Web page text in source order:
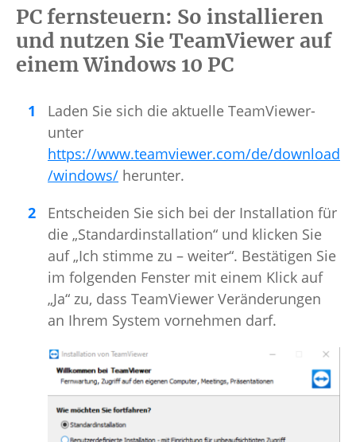
PC fernsteuern: So installieren
und nutzen Sie TeamViewer auf
einem Windows 10 PC
Laden Sie sich die aktuelle TeamViewer-
unter
https://www.teamviewer.com/de/download
/windows/ herunter.
Entscheiden Sie sich bei der Installation für
die „Standardinstallation“ und klicken Sie
auf „Ich stimme zu – weiter“. Bestätigen Sie
im folgenden Fenster mit einem Klick auf
„Ja“ zu, dass TeamViewer Veränderungen
an Ihrem System vornehmen darf.